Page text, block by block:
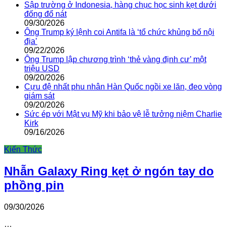
Sập trường ở Indonesia, hàng chục học sinh kẹt dưới
đống đổ nát
09/30/2026
Ông Trump ký lệnh coi Antifa là ‘tổ chức khủng bố nội
địa’
09/22/2026
Ông Trump lập chương trình ‘thẻ vàng định cư’ một
triệu USD
09/20/2026
Cựu đệ nhất phu nhân Hàn Quốc ngồi xe lăn, đeo vòng
giám sát
09/20/2026
Sức ép với Mật vụ Mỹ khi bảo vệ lễ tưởng niệm Charlie
Kirk
09/16/2026
Kiến Thức
Nhẫn Galaxy Ring kẹt ở ngón tay do
phồng pin
09/30/2026
…